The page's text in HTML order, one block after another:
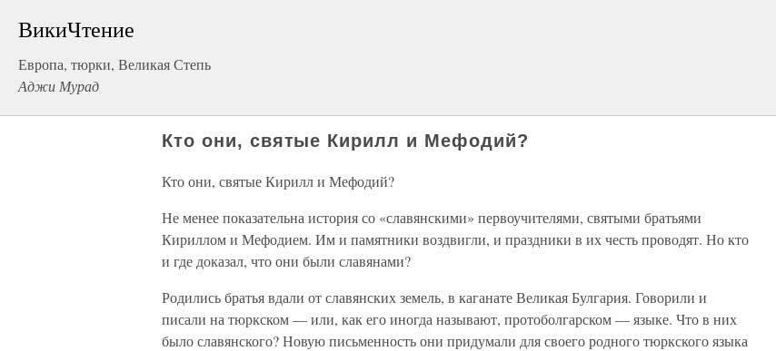
ВикиЧтение
Европа, тюрки, Великая Степь
Аджи Мурад
Кто они, святые Кирилл и Мефодий?
Кто они, святые Кирилл и Мефодий?
Не менее показательна история со «славянскими» первоучителями, святыми братьями
Кириллом и Мефодием. Им и памятники воздвигли, и праздники в их честь проводят. Но кто
и где доказал, что они были славянами?
Родились братья вдали от славянских земель, в каганате Великая Булгария. Говорили и
писали на тюркском — или, как его иногда называют, протоболгарском — языке. Что в них
было славянского? Новую письменность они придумали для своего родного тюркского языка